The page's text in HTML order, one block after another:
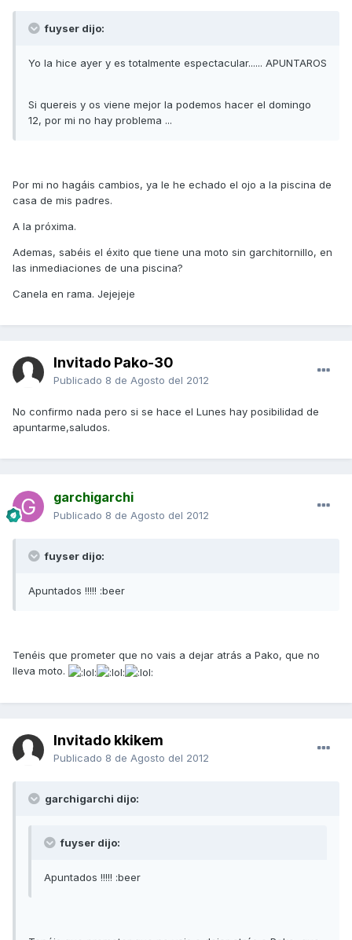
fuyser dijo:
Yo la hice ayer y es totalmente espectacular...... APUNTAROS
Si quereis y os viene mejor la podemos hacer el domingo
12, por mi no hay problema ...
Por mi no hagáis cambios, ya le he echado el ojo a la piscina de
casa de mis padres.
A la próxima.
Ademas, sabéis el éxito que tiene una moto sin garchitornillo, en
las inmediaciones de una piscina?
Canela en rama. Jejejeje
Invitado Pako-30
Publicado 8 de Agosto del 2012
No confirmo nada pero si se hace el Lunes hay posibilidad de
apuntarme,saludos.
garchigarchi
Publicado 8 de Agosto del 2012
fuyser dijo:
Apuntados !!!!! :beer
Tenéis que prometer que no vais a dejar atrás a Pako, que no
lleva moto.
Invitado kkikem
Publicado 8 de Agosto del 2012
garchigarchi dijo:
fuyser dijo:
Apuntados !!!!! :beer